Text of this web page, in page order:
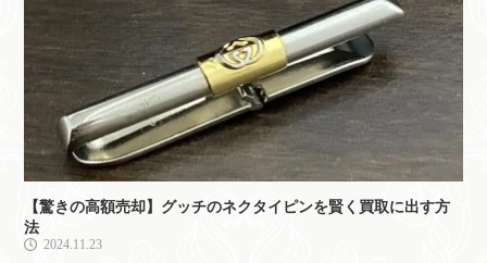
2024.11.23
【驚きの高額売却】グッチのネクタイピンを賢く買取に出す方
法